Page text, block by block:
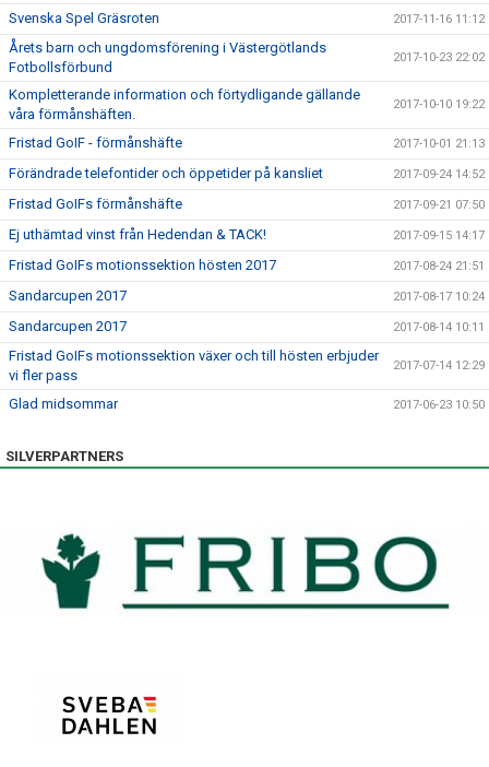
Svenska Spel Gräsroten 2017-11-16 11:12
Årets barn och ungdomsförening i Västergötlands
Fotbollsförbund
2017-10-23 22:02
Kompletterande information och förtydligande gällande
våra förmånshäften.
2017-10-10 19:22
Fristad GoIF - förmånshäfte 2017-10-01 21:13
Förändrade telefontider och öppetider på kansliet 2017-09-24 14:52
Fristad GoIFs förmånshäfte 2017-09-21 07:50
Ej uthämtad vinst från Hedendan & TACK! 2017-09-15 14:17
Fristad GoIFs motionssektion hösten 2017 2017-08-24 21:51
Sandarcupen 2017 2017-08-17 10:24
Sandarcupen 2017 2017-08-14 10:11
Fristad GoIFs motionssektion växer och till hösten erbjuder
vi fler pass
2017-07-14 12:29
Glad midsommar 2017-06-23 10:50
SILVERPARTNERS